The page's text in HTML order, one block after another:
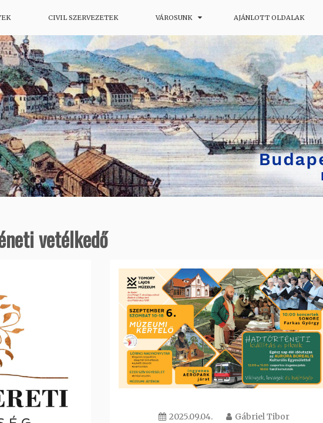
CIVIL SZERVEZETEK VÁROSUNK AJÁNLOTT OLDALAK
Társaság
vetélkedő
2025.09.04. Gábriel Tibor